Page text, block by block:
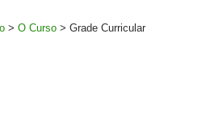
> O Curso > Grade Curricular